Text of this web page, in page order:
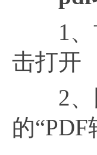
1、首
击打开
2、网
的